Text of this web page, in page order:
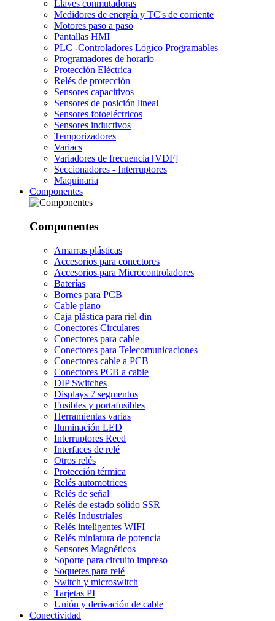
Llaves conmutadoras
Medidores de energía y TC's de corriente
Motores paso a paso
Pantallas HMI
PLC -Controladores Lógico Programables
Programadores de horario
Protección Eléctrica
Relés de protección
Sensores capacitivos
Sensores de posición lineal
Sensores fotoeléctricos
Sensores inductivos
Temporizadores
Variacs
Variadores de frecuencia [VDF]
Seccionadores - Interruptores
Maquinaria
Componentes
Componentes
Amarras plásticas
Accesorios para conectores
Accesorios para Microcontroladores
Baterías
Bornes para PCB
Cable plano
Caja plástica para riel din
Conectores Circulares
Conectores para cable
Conectores para Telecomunicaciones
Conectores cable a PCB
Conectores PCB a cable
DIP Switches
Displays 7 segmentos
Fusibles y portafusibles
Herramientas varias
Iluminación LED
Interruptores Reed
Interfaces de relé
Otros relés
Protección térmica
Relés automotrices
Relés de señal
Relés de estado sólido SSR
Relés Industriales
Relés inteligentes WIFI
Relés miniatura de potencia
Sensores Magnéticos
Soporte para circuito impreso
Soquetes para relé
Switch y microswitch
Tarjetas PI
Unión y derivación de cable
Conectividad